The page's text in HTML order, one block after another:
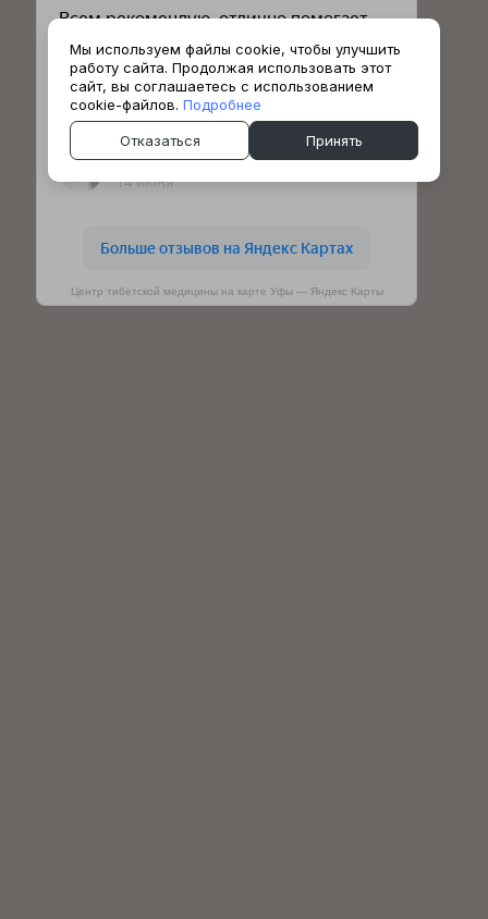
Центр тибетской медицины на карте Уфы — Яндекс Карты
Мы используем файлы cookie, чтобы улучшить
работу сайта. Продолжая использовать этот
сайт, вы соглашаетесь с использованием
cookie-файлов. Подробнее
Отказаться Принять